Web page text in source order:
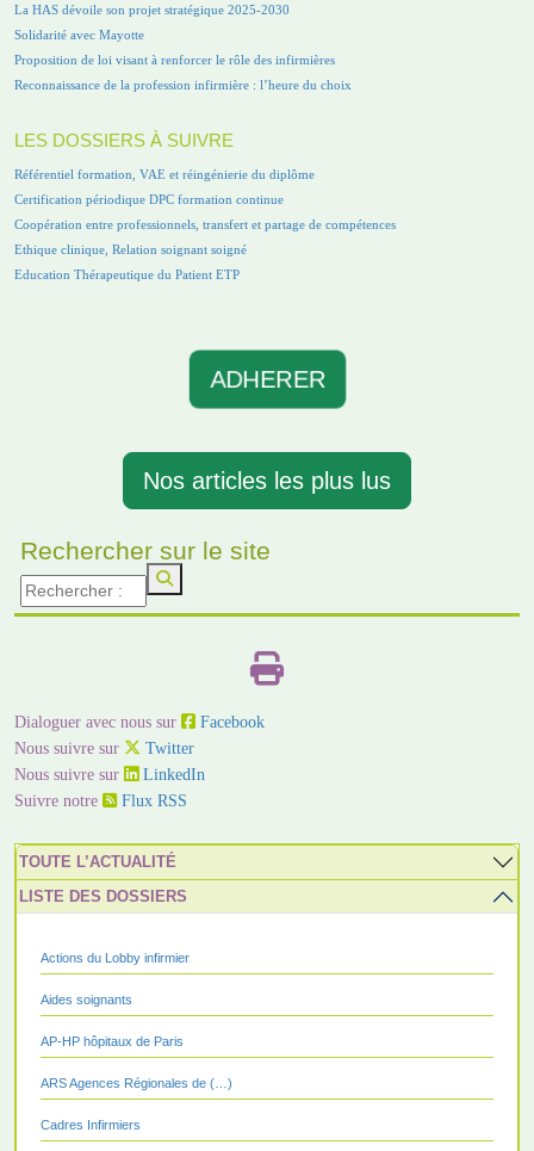
La HAS dévoile son projet stratégique 2025-2030
Solidarité avec Mayotte
Proposition de loi visant à renforcer le rôle des infirmières
Reconnaissance de la profession infirmière : l’heure du choix
LES DOSSIERS À SUIVRE
Référentiel formation, VAE et réingénierie du diplôme
Certification périodique DPC formation continue
Coopération entre professionnels, transfert et partage de compétences
Ethique clinique, Relation soignant soigné
Education Thérapeutique du Patient ETP
ADHERER
Nos articles les plus lus
Rechercher sur le site
Dialoguer avec nous sur
Facebook
Nous suivre sur
Twitter
Nous suivre sur
LinkedIn
Suivre notre
Flux RSS
TOUTE L’ACTUALITÉ
LISTE DES DOSSIERS
Actions du Lobby infirmier
Aides soignants
AP-HP hôpitaux de Paris
ARS Agences Régionales de (…)
Cadres Infirmiers